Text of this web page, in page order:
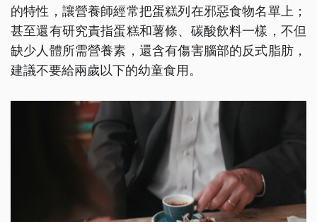
的特性，讓營養師經常把蛋糕列在邪惡食物名單上；
甚至還有研究責指蛋糕和薯條、碳酸飲料一樣，不但
缺少人體所需營養素，還含有傷害腦部的反式脂肪，
建議不要給兩歲以下的幼童食用。